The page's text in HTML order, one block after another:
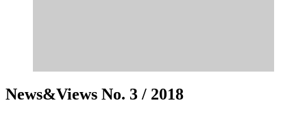
News&Views No. 3 / 2018